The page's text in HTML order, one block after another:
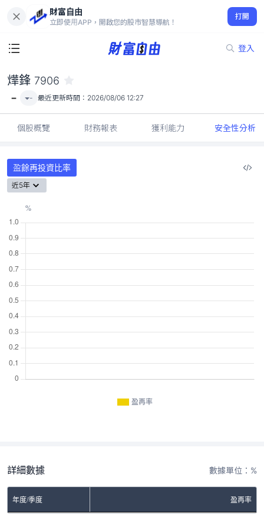
財富自由
立即使用APP，開啟您的股市智慧導航！
打開
登入
-
燁鋒 7906
- - 最近更新時間： 2026/08/06 12:27
個股概覽 財務報表 獲利能力 安全性分析
盈餘再投資比率
近5年
盈再率
詳細數據 數據單位：%
年度/季度 盈再率